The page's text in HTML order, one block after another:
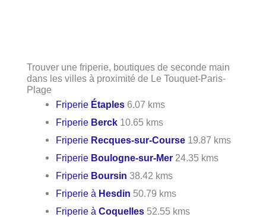
Trouver une friperie, boutiques de seconde main
dans les villes à proximité de Le Touquet-Paris-
Plage
Friperie Étaples 6.07 kms
Friperie Berck 10.65 kms
Friperie Recques-sur-Course 19.87 kms
Friperie Boulogne-sur-Mer 24.35 kms
Friperie Boursin 38.42 kms
Friperie à Hesdin 50.79 kms
Friperie àCoquelles 52.55 kms